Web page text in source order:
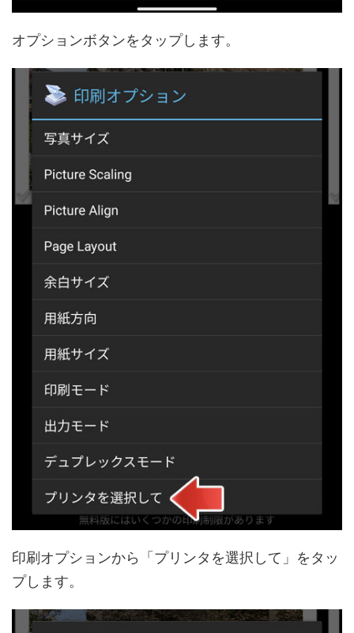
オプションボタンをタップします。
印刷オプションから「プリンタを選択して」をタッ
プします。